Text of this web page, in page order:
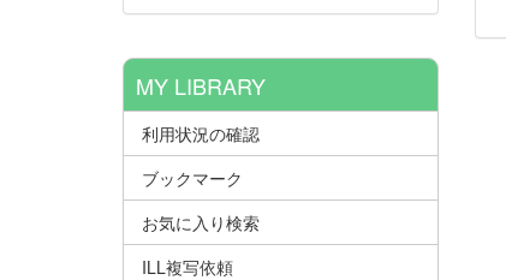
MY LIBRARY
利用状況の確認
ブックマーク
お気に入り検索
ILL複写依頼